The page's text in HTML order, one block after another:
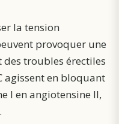
la tension
provoquer une
troubles érectiles
agissent en bloquant
I en angiotensine II,